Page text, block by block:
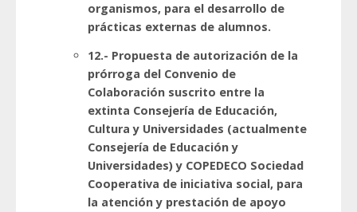
organismos, para el desarrollo de
prácticas externas de alumnos.
12.- Propuesta de autorización de la
prórroga del Convenio de
Colaboración suscrito entre la
extinta Consejería de Educación,
Cultura y Universidades (actualmente
Consejería de Educación y
Universidades) y COPEDECO Sociedad
Cooperativa de iniciativa social, para
la atención y prestación de apoyo